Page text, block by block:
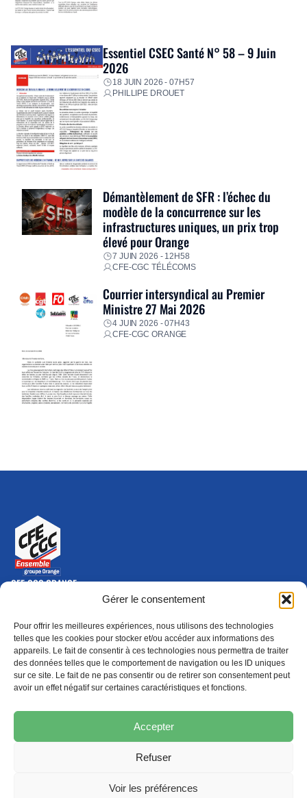
Gérer le consentement
Pour offrir les meilleures expériences, nous utilisons des technologies
telles que les cookies pour stocker et/ou accéder aux informations des
appareils. Le fait de consentir à ces technologies nous permettra de traiter
des données telles que le comportement de navigation ou les ID uniques
sur ce site. Le fait de ne pas consentir ou de retirer son consentement peut
avoir un effet négatif sur certaines caractéristiques et fonctions.
Accepter
Refuser
Voir les préférences
Essentiel CSEC Santé N° 58 – 9 Juin
2026
18 JUIN 2026 - 07H57
PHILLIPE DROUET
Démantèlement de SFR : l’échec du
modèle de la concurrence sur les
infrastructures uniques, un prix trop
élevé pour Orange
7 JUIN 2026 - 12H58
CFE-CGC TÉLÉCOMS
Courrier intersyndical au Premier
Ministre 27 Mai 2026
4 JUIN 2026 - 07H43
CFE-CGC ORANGE
CFE-CGC ORANGE
10-12 rue Saint Amand, 75015 Paris Cedex 15
Nous contacter
01 46 79 28 74
S'ABONNER(NOUVELLE FENÊTRE)
ADHÉRER
Épargne
(nouvelle fenêtre) Formation
(nouvelle fenêtre)
POLITIQUE DE COOKIES